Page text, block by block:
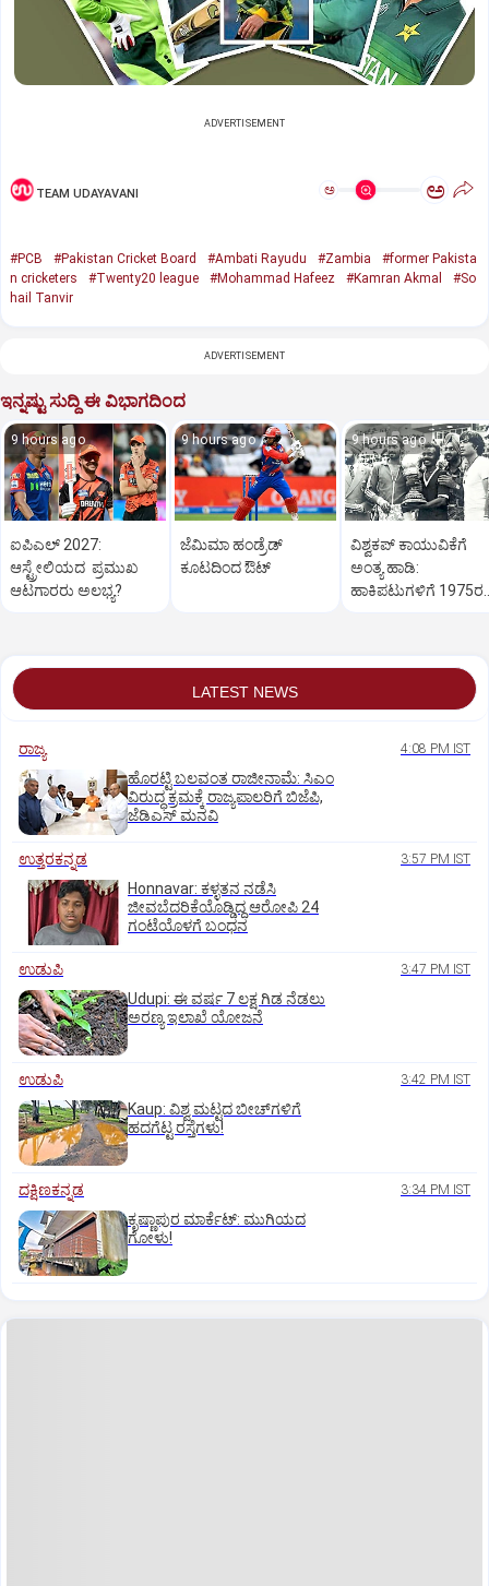
ADVERTISEMENT
TEAM UDAYAVANI ಅ ಅ
#PCB #Pakistan Cricket Board #Ambati Rayudu #Zambia
#former Pakista
n cricketers
#Twenty20 league #Mohammad Hafeez #Kamran Akmal
#So
hail Tanvir
ADVERTISEMENT
ಇನ್ನಷ್ಟು ಸುದ್ದಿ ಈ ವಿಭಾಗದಿಂದ
9 hours ago
ಐಪಿಎಲ್‌ 2027:
ಆಸ್ಟ್ರೇಲಿಯದ ಪ್ರಮುಖ
ಆಟಗಾರರು ಅಲಭ್ಯ?
9 hours ago
ಜೆಮಿಮಾ ಹಂಡ್ರೆಡ್‌
ಕೂಟದಿಂದ ಔಟ್‌
9 hours ago
ವಿಶ್ವಕಪ್‌ ಕಾಯುವಿಕೆಗೆ
ಅಂತ್ಯ ಹಾಡಿ:
ಹಾಕಿಪಟುಗಳಿಗೆ 1975ರ
LATEST NEWS
ರಾಜ್ಯ 4:08 PM IST
ಹೊರಟ್ಟಿ ಬಲವಂತ ರಾಜೀನಾಮೆ: ಸಿಎಂ
ವಿರುದ್ಧ ಕ್ರಮಕ್ಕೆ ರಾಜ್ಯಪಾಲರಿಗೆ ಬಿಜೆಪಿ,
ಜೆಡಿಎಸ್ ಮನವಿ
ಉತ್ತರಕನ್ನಡ 3:57 PM IST
Honnavar: ಕಳ್ಳತನ ನಡೆಸಿ
ಜೀವಬೆದರಿಕೆಯೊಡ್ಡಿದ್ದ ಆರೋಪಿ 24
ಗಂಟೆಯೊಳಗೆ ಬಂಧನ
ಉಡುಪಿ 3:47 PM IST
Udupi: ಈ ವರ್ಷ 7 ಲಕ್ಷ ಗಿಡ ನೆಡಲು
ಅರಣ್ಯ ಇಲಾಖೆ ಯೋಜನೆ
ಉಡುಪಿ 3:42 PM IST
Kaup: ವಿಶ್ವ ಮಟ್ಟದ ಬೀಚ್‌ಗಳಿಗೆ
ಹದಗೆಟ್ಟ ರಸ್ತೆಗಳು!
ದಕ್ಷಿಣಕನ್ನಡ 3:34 PM IST
ಕೃಷ್ಣಾಪುರ ಮಾರ್ಕೆಟ್‌: ಮುಗಿಯದ
ಗೋಳು!